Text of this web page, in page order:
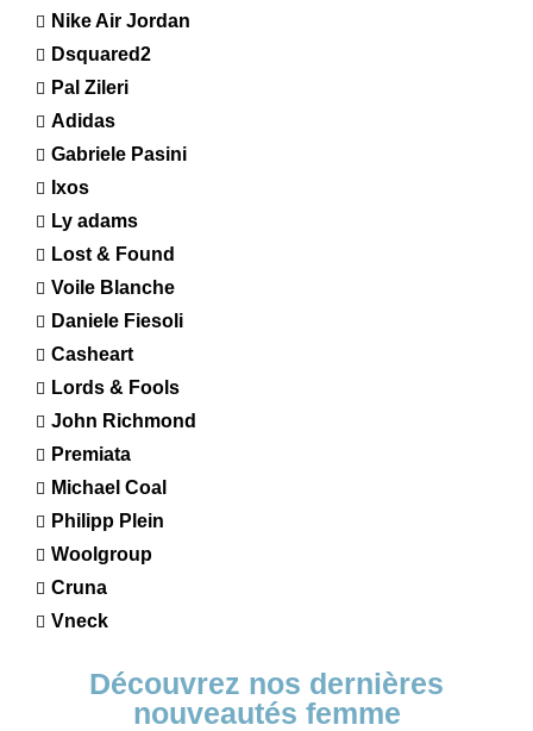
Nike Air Jordan
Dsquared2
Pal Zileri
Adidas
Gabriele Pasini
Ixos
Ly adams
Lost & Found
Voile Blanche
Daniele Fiesoli
Casheart
Lords & Fools
John Richmond
Premiata
Michael Coal
Philipp Plein
Woolgroup
Cruna
Vneck
Découvrez nos dernières
nouveautés femme